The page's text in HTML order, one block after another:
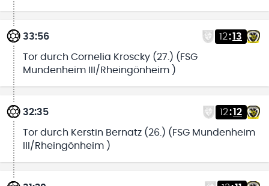
33:56 12:13
Tor durch Cornelia Kroscky (27.) (FSG
Mundenheim III/Rheingönheim )
32:35 12:12
Tor durch Kerstin Bernatz (26.) (FSG Mundenheim
III/Rheingönheim )